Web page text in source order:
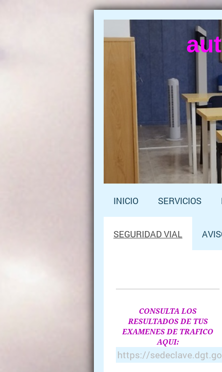
INICIO SERVICIOS
SEGURIDAD VIAL
CONSULTA LOS
RESULTADOS DE TUS
EXAMENES DE TRAFICO
AQUI:
https://